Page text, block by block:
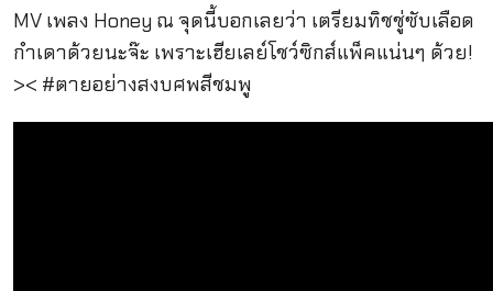
MV เพลง Honey ณ จุดนี้บอกเลยว่า เตรียมทิชชู่ซับเลือด
กำเดาด้วยนะจ๊ะ เพราะเฮียเลย์โชว์ซิกส์แพ็คแน่นๆ ด้วย!
>< #ตายอย่างสงบศพสีชมพู